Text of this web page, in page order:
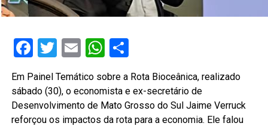
Facebook
Twitter
EmailWhatsApp
Share
Em Painel Temático sobre a Rota Bioceânica, realizado
sábado (30), o economista e ex-secretário de
Desenvolvimento de Mato Grosso do Sul Jaime Verruck
reforçou os impactos da rota para a economia. Ele falou